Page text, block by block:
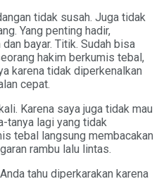
tidak susah. Juga tidak
Yang penting hadir,
bayar. Titik. Sudah bisa
hakim berkumis tebal,
karena tidak diperkenalkan
cepat.
Karena saya juga tidak mau
tanya lagi yang tidak
tebal langsung membacakan
rambu lalu lintas.
tahu diperkarakan karena